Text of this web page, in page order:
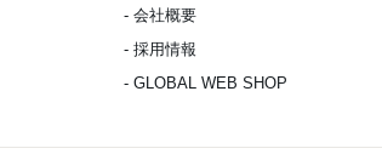
- 会社概要
- 採用情報
- GLOBAL WEB SHOP